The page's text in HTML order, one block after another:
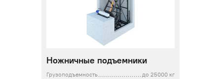
Ножничные подъемники
Грузоподъемность
до 25000 кг